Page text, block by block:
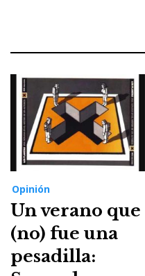
Opinión
Un verano que
(no) fue una
pesadilla: